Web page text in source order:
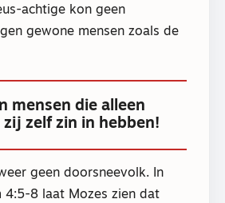
achtige kon geen
gewone mensen zoals de
mensen die alleen
zelf zin in hebben!
geen doorsneevolk. In
4:5-8 laat Mozes zien dat